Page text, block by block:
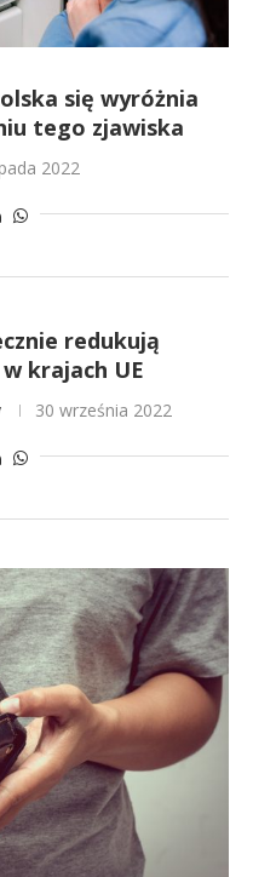
się wyróżnia
tego zjawiska
2022
redukują
krajach UE
30 września 2022